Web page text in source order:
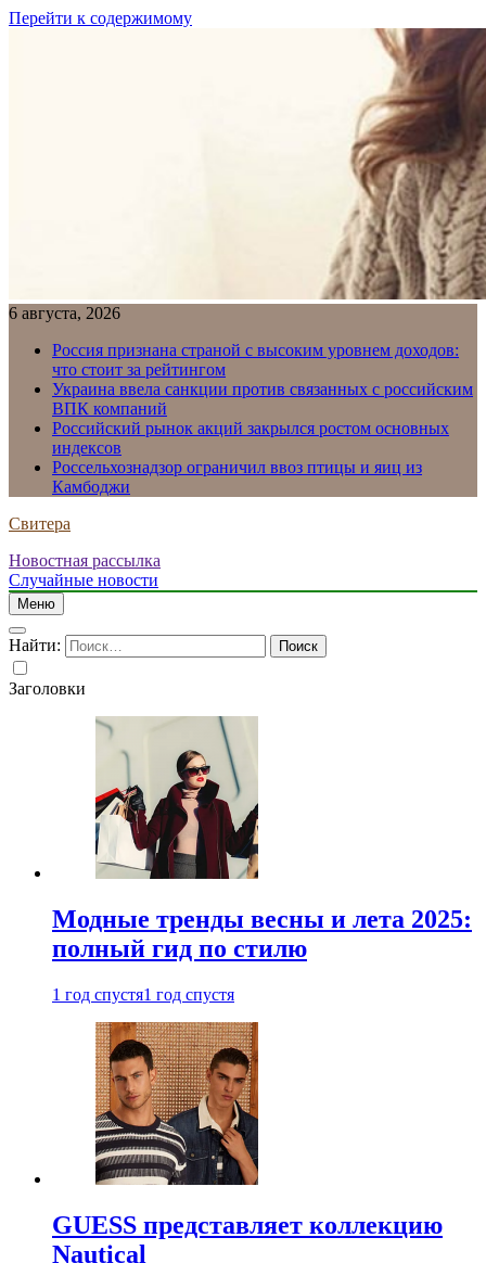
Перейти к содержимому
6 августа, 2026
Россия признана страной с высоким уровнем доходов:
что стоит за рейтингом
Украина ввела санкции против связанных с российским
ВПК компаний
Российский рынок акций закрылся ростом основных
индексов
Россельхознадзор ограничил ввоз птицы и яиц из
Камбоджи
Свитера
Новостная рассылка
Случайные новости
Меню
Найти:
Заголовки
Модные тренды весны и лета 2025:
полный гид по стилю
1 год спустя1 год спустя
GUESS представляет коллекцию
Nautical